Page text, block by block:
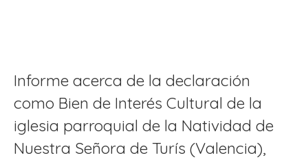
Informe acerca de la declaración
como Bien de Interés Cultural de la
iglesia parroquial de la Natividad de
Nuestra Señora de Turís (Valencia),